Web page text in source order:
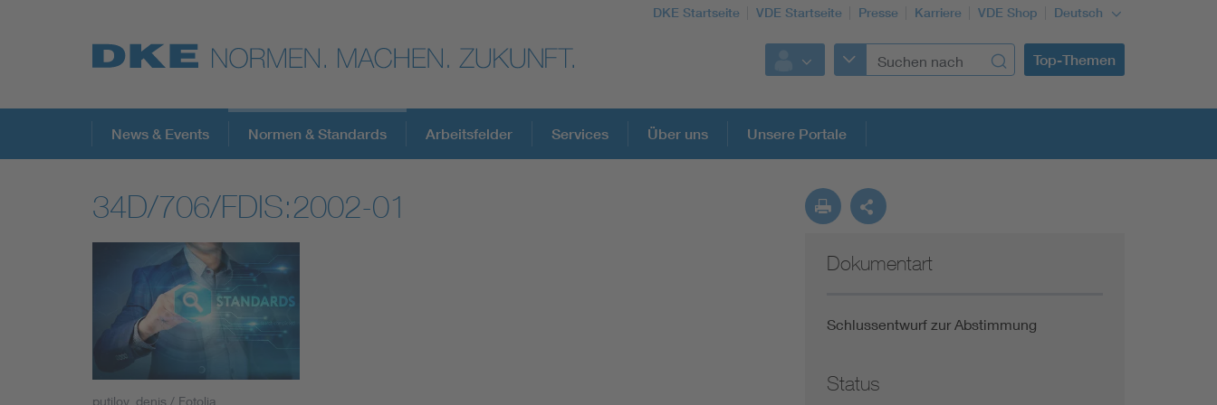
DKE Startseite VDE Startseite Presse Karriere VDE Shop Deutsch
Top-Themen
Top-Themen
VDE Fokusthemen
Digital Security
Energy
DKE Fachinformationen im Kontext der Normung
Funktionale Sicherheit schützt den Menschen
Gleichstromanwendungen im Wachstum
News & Events Normen & Standards Arbeitsfelder Services Über uns Unsere Portale
34D/706/FDIS:2002-01
putilov_denis / Fotolia
Dokumentart
Schlussentwurf zur Abstimmung
Status